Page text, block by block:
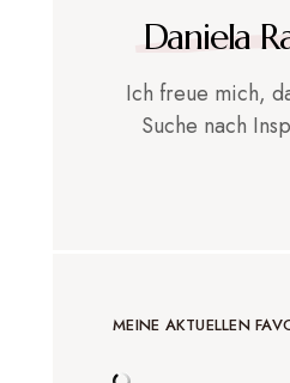
Daniela
Ich freue mich,
Suche nach
MEINE AKTUELLEN